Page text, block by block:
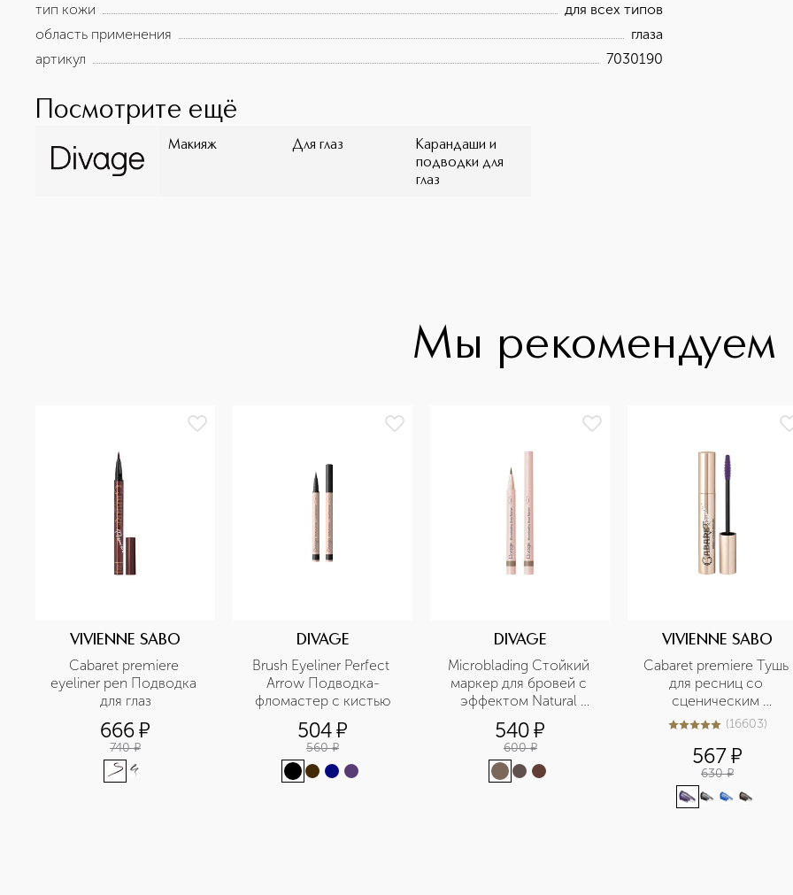
тип кожи
для всех типов
область применения
глаза
артикул
7030190
Посмотрите ещё
Макияж Для глаз
Карандаши и
подводки для
глаз
Мы рекомендуем
VIVIENNE SABO
Cabaret premiere
eyeliner рen Подводка
для глаз
666¤
740 ¤
DIVAGE
Brush Eyeliner Perfect
Arrow Подводка-
фломастер с кистью
504¤
560 ¤
DIVAGE
Microblading Стойкий
маркер для бровей с
эффектом Natural
Tattoo
540¤
600 ¤
VIVIENNE SABO
Cabaret premiere Тушь
для ресниц со
сценическим
эффектом
5из 516603 (16603)
567¤
630 ¤